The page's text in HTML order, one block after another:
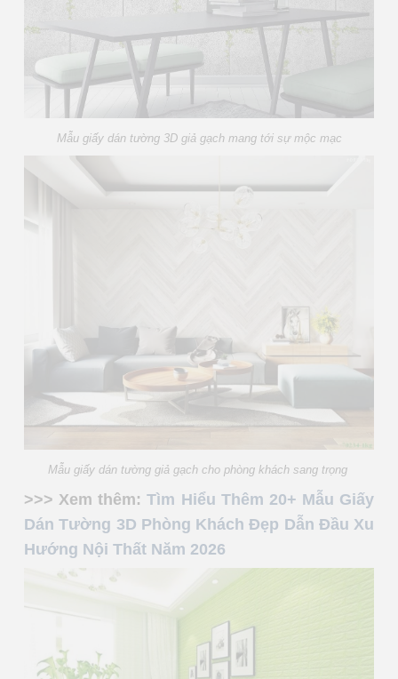
Mẫu giấy dán tường 3D giả gạch mang tới sự mộc mạc
Mẫu giấy dán tường giả gạch cho phòng khách sang trọng
>>> Xem thêm: Tìm Hiểu Thêm 20+ Mẫu Giấy
Dán Tường 3D Phòng Khách Đẹp Dẫn Đầu Xu
Hướng Nội Thất Năm 2026